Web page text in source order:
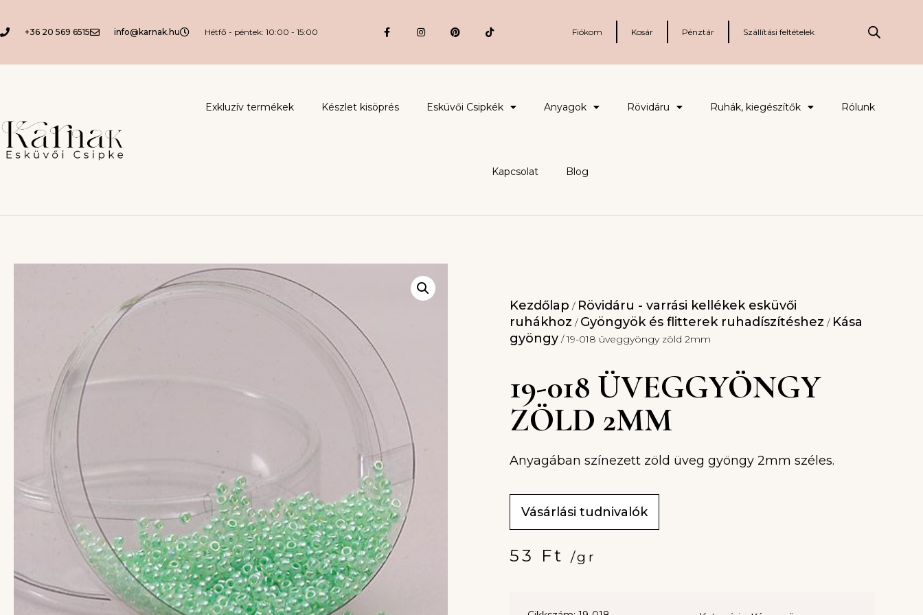
+36 20 569 6515 info@karnak.hu Hétfő - péntek: 10:00 - 15:00 Fiókom Kosár Pénztár Szállítási feltételek
Exkluzív termékek Készlet kisöprés Esküvői Csipkék Anyagok Rövidáru Ruhák, kiegészítők Rólunk
Kapcsolat Blog
Kezdőlap / Rövidáru - varrási kellékek esküvői
ruhákhoz / Gyöngyök és flitterek ruhadíszítéshez / Kása
gyöngy / 19-018 üveggyöngy zöld 2mm
19-018 ÜVEGGYÖNGY
ZÖLD 2MM
Anyagában színezett zöld üveg gyöngy 2mm széles.
Vásárlási tudnivalók
53 Ft /gr